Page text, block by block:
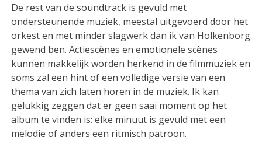
De rest van de soundtrack is gevuld met
ondersteunende muziek, meestal uitgevoerd door het
orkest en met minder slagwerk dan ik van Holkenborg
gewend ben. Actiescènes en emotionele scènes
kunnen makkelijk worden herkend in de filmmuziek en
soms zal een hint of een volledige versie van een
thema van zich laten horen in de muziek. Ik kan
gelukkig zeggen dat er geen saai moment op het
album te vinden is: elke minuut is gevuld met een
melodie of anders een ritmisch patroon.